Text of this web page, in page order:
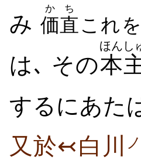
み 価直
かち
これを
は､ その本
ほんし
するにあた
又於↢白川 ノ